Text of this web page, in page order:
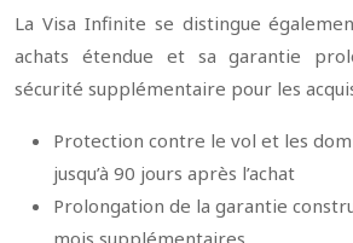
La Visa Infinite se distingue
achats étendue et sa garantie
sécurité supplémentaire pour les
Protection contre le vol et les
jusqu’à 90 jours après l’achat
Prolongation de la garantie
mois supplémentaires